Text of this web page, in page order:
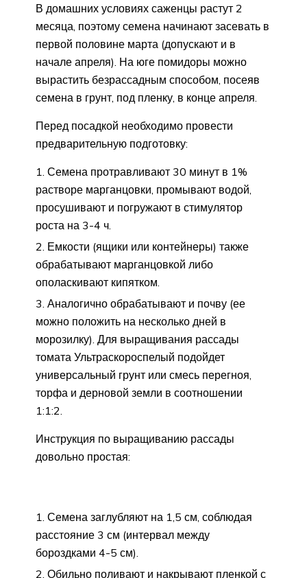
В домашних условиях саженцы растут 2
месяца, поэтому семена начинают засевать в
первой половине марта (допускают и в
начале апреля). На юге помидоры можно
вырастить безрассадным способом, посеяв
семена в грунт, под пленку, в конце апреля.
Перед посадкой необходимо провести
предварительную подготовку:
Семена протравливают 30 минут в 1%
растворе марганцовки, промывают водой,
просушивают и погружают в стимулятор
роста на 3-4 ч.
Емкости (ящики или контейнеры) также
обрабатывают марганцовкой либо
ополаскивают кипятком.
Аналогично обрабатывают и почву (ее
можно положить на несколько дней в
морозилку). Для выращивания рассады
томата Ультраскороспелый подойдет
универсальный грунт или смесь перегноя,
торфа и дерновой земли в соотношении
1:1:2.
Инструкция по выращиванию рассады
довольно простая:
Семена заглубляют на 1,5 см, соблюдая
расстояние 3 см (интервал между
бороздками 4-5 см).
Обильно поливают и накрывают пленкой с